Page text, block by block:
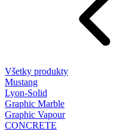
Všetky produkty
Mustang
Lyon-Solid
Graphic Marble
Graphic Vapour
CONCRETE